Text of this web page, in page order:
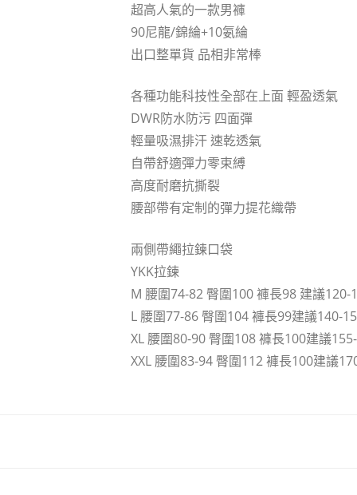
超高人氣的一款男褲
90尼龍/錦綸+10氨綸
出口整單貨 品相非常棒
各種功能科技性全部在上面 輕盈透氣
DWR防水防污 四面彈
輕量吸濕排汗 速乾透氣
自帶舒適彈力零束縛
高度耐磨抗撕裂
腰部帶有定制的彈力提花織帶
兩側帶繩拉鍊口袋
YKK拉鍊
M 腰圍74-82 臀圍100 褲長98 建議120-
L 腰圍77-86 臀圍104 褲長99建議140-
XL 腰圍80-90 臀圍108 褲長100建議
XXL 腰圍83-94 臀圍112 褲長100建議